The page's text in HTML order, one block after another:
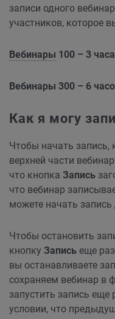
записи одного
участников, которое
Вебинары 100 – 3 часа
Вебинары 300 – 6
Как я могу
Чтобы начать запись,
верхней части
что кнопка Запись
что вебинар
можете начать запись
Чтобы остановить
кнопку Запись еще
вы останавливаете
сохраняем вебинар в
запустить запись еще
условии, что